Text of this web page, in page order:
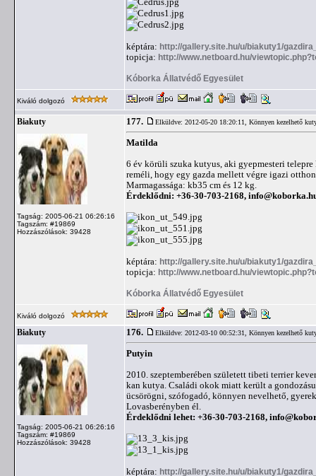
képtára: http://gallery.site.hu/u/biakuty1/
topicja: http://www.netboard.hu/
Kóborka Állatvédő Egyesület
Kiváló dolgozó
Biakuty
Tagság: 2005-06-21 06:26:16
Tagszám: #19869
Hozzászólások: 39428
177. Elküldve: 2012-05-20 18:20:11, Könnyen kezelhető
Matilda
6 év körüli szuka kutyus, aki gyepmesteri
reméli, hogy egy gazda mellett végre igazi
Marmagassága: kb35 cm és 12 kg.
Érdeklődni: +36-30-703-2168,
képtára: http://gallery.site.hu/u/biakuty1/
topicja: http://www.netboard.hu/
Kóborka Állatvédő Egyesület
Kiváló dolgozó
Biakuty
Tagság: 2005-06-21 06:26:16
Tagszám: #19869
Hozzászólások: 39428
176. Elküldve: 2012-03-10 00:52:31, Könnyen kezelhető
Putyin
2010. szeptemberében született tibeti terrier
kan kutya. Családi okok miatt került a
ücsörögni, szófogadó, könnyen nevelhető,
Lovasberényben él.
Érdeklődni lehet: +36-30-703-2168,
képtára: http://gallery.site.hu/u/biakuty1/